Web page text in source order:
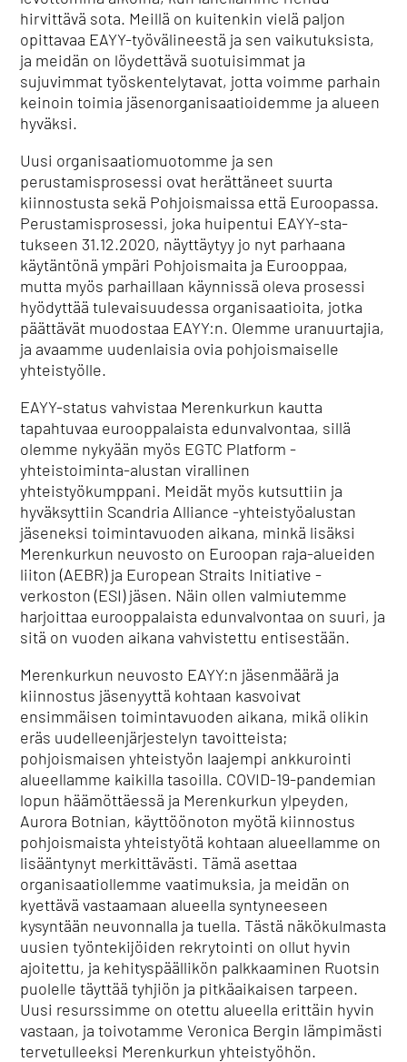
hirvittävä sota. Meillä on kuitenkin vielä paljon
opittavaa EAYY-työvälineestä ja sen vaikutuksista,
ja meidän on löydettävä suotuisimmat ja
sujuvimmat työskentelytavat, jotta voimme parhain
keinoin toimia jäsenorganisaatioidemme ja alueen
hyväksi.
Uusi organisaatiomuotomme ja sen
perustamisprosessi ovat herättäneet suurta
kiinnostusta sekä Pohjoismaissa että Euroopassa.
Perustamisprosessi, joka huipentui EAYY-sta-
tukseen 31.12.2020, näyttäytyy jo nyt parhaana
käytäntönä ympäri Pohjoismaita ja Eurooppaa,
mutta myös parhaillaan käynnissä oleva prosessi
hyödyttää tulevaisuudessa organisaatioita, jotka
päättävät muodostaa EAYY:n. Olemme uranuurtajia,
ja avaamme uudenlaisia ovia pohjoismaiselle
yhteistyölle.
EAYY-status vahvistaa Merenkurkun kautta
tapahtuvaa eurooppalaista edunvalvontaa, sillä
olemme nykyään myös EGTC Platform -
yhteistoiminta-alustan virallinen
yhteistyökumppani. Meidät myös kutsuttiin ja
hyväksyttiin Scandria Alliance -yhteistyöalustan
jäseneksi toimintavuoden aikana, minkä lisäksi
Merenkurkun neuvosto on Euroopan raja-alueiden
liiton (AEBR) ja European Straits Initiative -
verkoston (ESI) jäsen. Näin ollen valmiutemme
harjoittaa eurooppalaista edunvalvontaa on suuri, ja
sitä on vuoden aikana vahvistettu entisestään.
Merenkurkun neuvosto EAYY:n jäsenmäärä ja
kiinnostus jäsenyyttä kohtaan kasvoivat
ensimmäisen toimintavuoden aikana, mikä olikin
eräs uudelleenjärjestelyn tavoitteista;
pohjoismaisen yhteistyön laajempi ankkurointi
alueellamme kaikilla tasoilla. COVID-19-pandemian
lopun häämöttäessä ja Merenkurkun ylpeyden,
Aurora Botnian, käyttöönoton myötä kiinnostus
pohjoismaista yhteistyötä kohtaan alueellamme on
lisääntynyt merkittävästi. Tämä asettaa
organisaatiollemme vaatimuksia, ja meidän on
kyettävä vastaamaan alueella syntyneeseen
kysyntään neuvonnalla ja tuella. Tästä näkökulmasta
uusien työntekijöiden rekrytointi on ollut hyvin
ajoitettu, ja kehityspäällikön palkkaaminen Ruotsin
puolelle täyttää tyhjiön ja pitkäaikaisen tarpeen.
Uusi resurssimme on otettu alueella erittäin hyvin
vastaan, ja toivotamme Veronica Bergin lämpimästi
tervetulleeksi Merenkurkun yhteistyöhön.